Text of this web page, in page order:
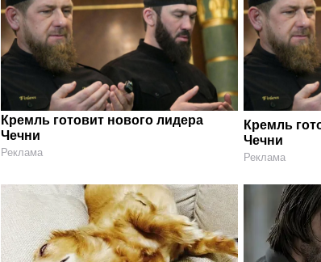
Кремль готовит нового лидера
Чечни
Реклама
Кремль
Чечни
Реклама